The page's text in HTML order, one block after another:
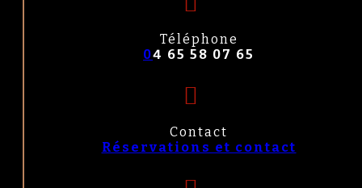
Téléphone
04 65 58 07 65
Contact
Réservations et contact